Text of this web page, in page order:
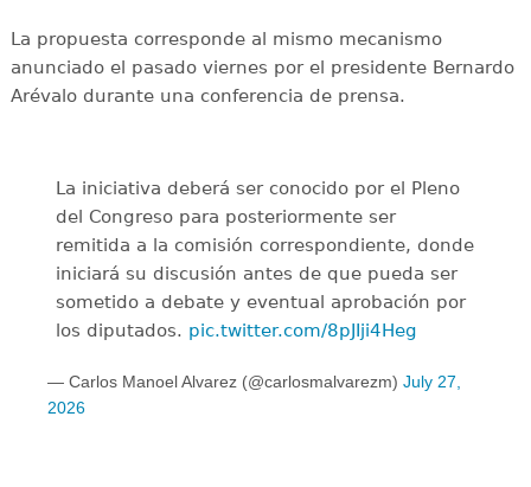
La propuesta corresponde al mismo mecanismo
anunciado el pasado viernes por el presidente Bernardo
Arévalo durante una conferencia de prensa.
La iniciativa deberá ser conocido por el Pleno
del Congreso para posteriormente ser
remitida a la comisión correspondiente, donde
iniciará su discusión antes de que pueda ser
sometido a debate y eventual aprobación por
los diputados. pic.twitter.com/8pJIji4Heg
— Carlos Manoel Alvarez (@carlosmalvarezm) July 27,
2026